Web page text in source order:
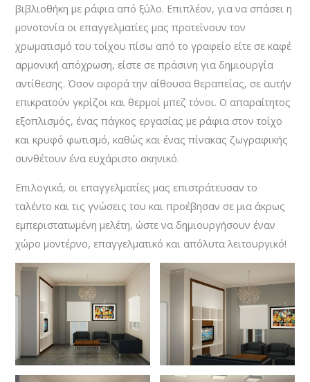
βιβλιοθήκη με ράφια από ξύλο. Επιπλέον, για να σπάσει η
μονοτονία οι επαγγελματίες μας προτείνουν τον
χρωματισμό του τοίχου πίσω από το γραφείο είτε σε καφέ
αρμονική απόχρωση, είστε σε πράσινη για δημιουργία
αντίθεσης. Όσον αφορά την αίθουσα θεραπείας, σε αυτήν
επικρατούν γκρίζοι και θερμοί μπεζ τόνοι. Ο απαραίτητος
εξοπλισμός, ένας πάγκος εργασίας με ράφια στον τοίχο
και κρυφό φωτισμό, καθώς και ένας πίνακας ζωγραφικής
συνθέτουν ένα ευχάριστο σκηνικό.
Επιλογικά, οι επαγγελματίες μας επιστράτευσαν το
ταλέντο και τις γνώσεις του και προέβησαν σε μια άκρως
εμπεριστατωμένη μελέτη, ώστε να δημιουργήσουν έναν
χώρο μοντέρνο, επαγγελματικό και απόλυτα λειτουργικό!